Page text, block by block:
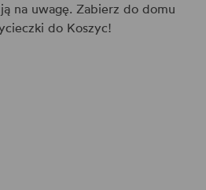
na uwagę. Zabierz do domu
do Koszyc!